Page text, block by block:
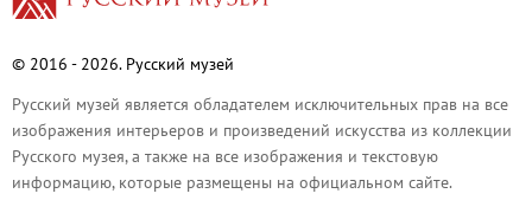
Корпус Бенуа
Михайловский (Инженерный) замок
Мраморный дворец
Строгановский дворец
Домик Петра I
© 2016 - 2026. Русский музей
Русский музей является обладателем исключительных прав на все
изображения интерьеров и произведений искусства из коллекции
Русского музея, а также на все изображения и текстовую
информацию, которые размещены на официальном сайте.